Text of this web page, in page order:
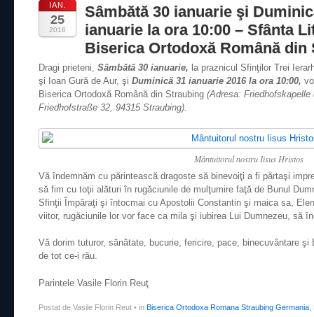
IAN.
25
2016
Sâmbătă 30 ianuarie şi
ianuarie la ora 10:00 – Sfânta
Biserica Ortodoxă Română din
Dragi prieteni, Sâmbătă 30 ianuarie, la praznicul Sfinţilor Trei
şi Ioan Gură de Aur, şi Duminică 31 ianuarie 2016 la ora 10:00,
Biserica Ortodoxă Română din Straubing (Adresa:
Friedhofstraße 32, 94315 Straubing).
Mântuitorul nostru Iisus Hristos
Vă îndemnăm cu părintească dragoste să binevoiţi a fi părtaşi
să fim cu toţii alături în rugăciunile de mulţumire faţă de Bunul
Sfinţii Împăraţi şi întocmai cu Apostolii Constantin şi maica sa,
viitor, rugăciunile lor vor face ca mila şi iubirea Lui Dumnezeu, să
Vă dorim tuturor, sănătate, bucurie, fericire, pace, binecuvântare
de tot ce-i rău.
Parintele Vasile Florin Reuţ
Postat de Vasile Florin Reut • in Biserica Ortodoxa Romana Straubing Germania